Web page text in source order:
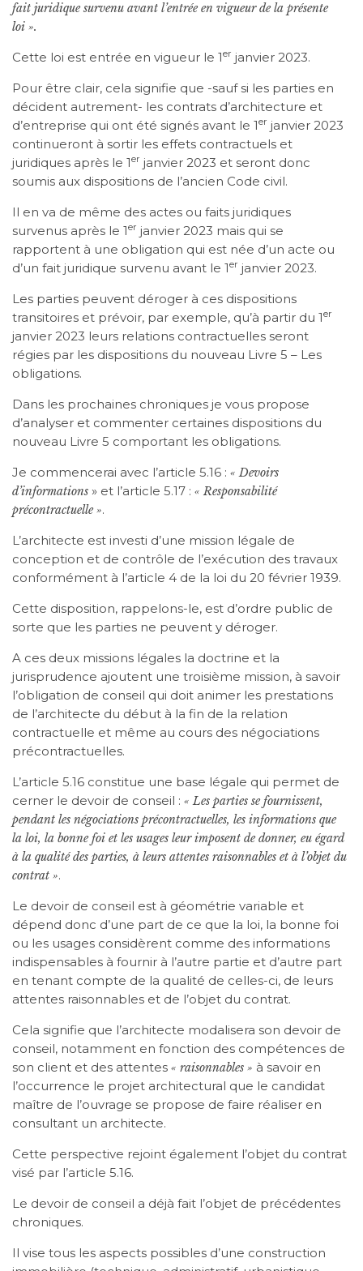
fait juridique survenu avant l’entrée en vigueur de la présente
loi ».
Cette loi est entrée en vigueur le 1er janvier 2023.
Pour être clair, cela signifie que -sauf si les parties en
décident autrement- les contrats d’architecture et
d’entreprise qui ont été signés avant le 1er janvier 2023
continueront à sortir les effets contractuels et
juridiques après le 1er janvier 2023 et seront donc
soumis aux dispositions de l’ancien Code civil.
Il en va de même des actes ou faits juridiques
survenus après le 1er janvier 2023 mais qui se
rapportent à une obligation qui est née d’un acte ou
d’un fait juridique survenu avant le 1er janvier 2023.
Les parties peuvent déroger à ces dispositions
transitoires et prévoir, par exemple, qu’à partir du 1er
janvier 2023 leurs relations contractuelles seront
régies par les dispositions du nouveau Livre 5 – Les
obligations.
Dans les prochaines chroniques je vous propose
d’analyser et commenter certaines dispositions du
nouveau Livre 5 comportant les obligations.
Je commencerai avec l’article 5.16 : « Devoirs
d’informations » et l’article 5.17 : « Responsabilité
précontractuelle ».
L’architecte est investi d’une mission légale de
conception et de contrôle de l’exécution des travaux
conformément à l’article 4 de la loi du 20 février 1939.
Cette disposition, rappelons-le, est d’ordre public de
sorte que les parties ne peuvent y déroger.
A ces deux missions légales la doctrine et la
jurisprudence ajoutent une troisième mission, à savoir
l’obligation de conseil qui doit animer les prestations
de l’architecte du début à la fin de la relation
contractuelle et même au cours des négociations
précontractuelles.
L’article 5.16 constitue une base légale qui permet de
cerner le devoir de conseil : « Les parties se fournissent,
pendant les négociations précontractuelles, les informations que
la loi, la bonne foi et les usages leur imposent de donner, eu égard
à la qualité des parties, à leurs attentes raisonnables et à l’objet du
contrat ».
Le devoir de conseil est à géométrie variable et
dépend donc d’une part de ce que la loi, la bonne foi
ou les usages considèrent comme des informations
indispensables à fournir à l’autre partie et d’autre part
en tenant compte de la qualité de celles-ci, de leurs
attentes raisonnables et de l’objet du contrat.
Cela signifie que l’architecte modalisera son devoir de
conseil, notamment en fonction des compétences de
son client et des attentes « raisonnables » à savoir en
l’occurrence le projet architectural que le candidat
maître de l’ouvrage se propose de faire réaliser en
consultant un architecte.
Cette perspective rejoint également l’objet du contrat
visé par l’article 5.16.
Le devoir de conseil a déjà fait l’objet de précédentes
chroniques.
Il vise tous les aspects possibles d’une construction